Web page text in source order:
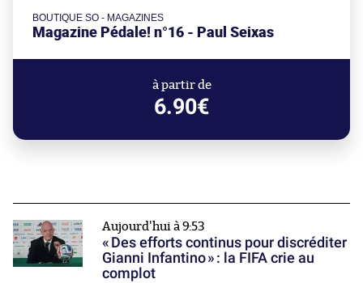
BOUTIQUE SO - MAGAZINES
Magazine Pédale! n°16 - Paul Seixas
à partir de
6.90€
Aujourd'hui à 9:53
« Des efforts continus pour discréditer
Gianni Infantino » : la FIFA crie au
complot